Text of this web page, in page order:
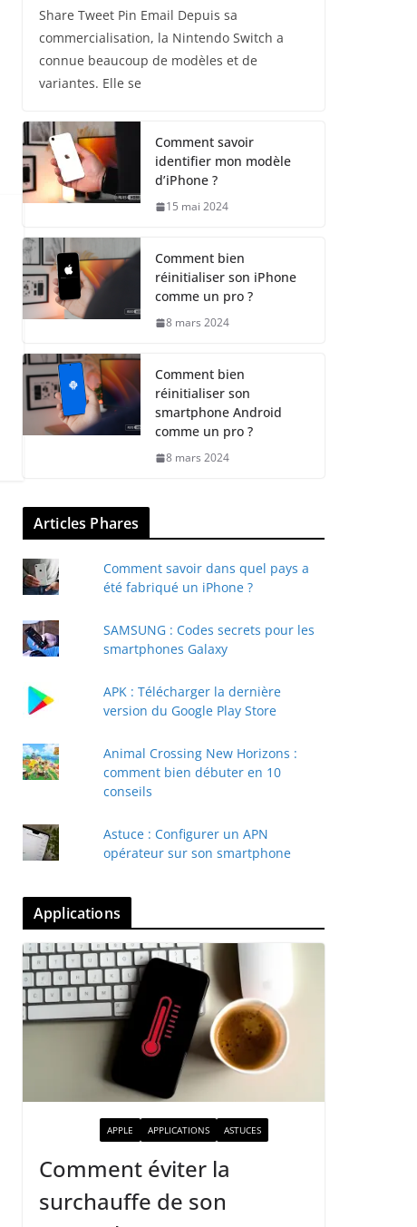
Share Tweet Pin Email Depuis sa
commercialisation, la Nintendo Switch a
connue beaucoup de modèles et de
variantes. Elle se
Comment savoir
identifier mon modèle
d’iPhone ?
15 mai 2024
Comment bien
réinitialiser son iPhone
comme un pro ?
8 mars 2024
Comment bien
réinitialiser son
smartphone Android
comme un pro ?
8 mars 2024
Articles Phares
Comment savoir dans quel pays a
été fabriqué un iPhone ?
SAMSUNG : Codes secrets pour les
smartphones Galaxy
APK : Télécharger la dernière
version du Google Play Store
Animal Crossing New Horizons :
comment bien débuter en 10
conseils
Astuce : Configurer un APN
opérateur sur son smartphone
Applications
APPLE APPLICATIONS ASTUCES
Comment éviter la
surchauffe de son